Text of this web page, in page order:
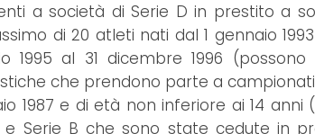
a società di Serie D in prestito a
di 20 atleti nati dal 1 gennaio 1993
al 31 dicembre 1996
che prendono parte a campionati
1987 e di età non inferiore ai 14 anni
Serie B che sono state cedute in